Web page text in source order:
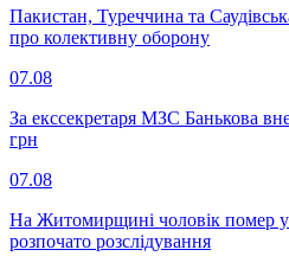
Пакистан, Туреччина та
про колективну оборону
07.08
За екссекретаря МЗС Банькова
грн
07.08
На Житомирщині чоловік помер
розпочато розслідування